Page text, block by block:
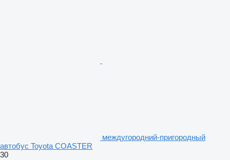
междугородний-пригородный
автобус Toyota COASTER
30